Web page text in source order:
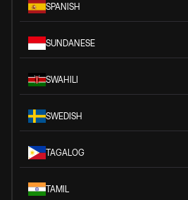
SPANISH
SUNDANESE
SWAHILI
SWEDISH
TAGALOG
TAMIL